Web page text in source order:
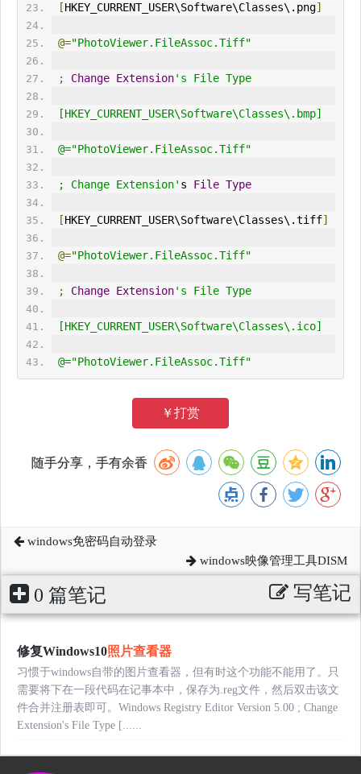
[HKEY_CURRENT_USER\Software\Classes\.png]
@="PhotoViewer.FileAssoc.Tiff"
; Change Extension's File Type
[HKEY_CURRENT_USER\Software\Classes\.bmp]
@="PhotoViewer.FileAssoc.Tiff"
; Change Extension' s File Type
[HKEY_CURRENT_USER\Software\Classes\.tiff]
@="PhotoViewer.FileAssoc.Tiff"
; Change Extension's File Type
[HKEY_CURRENT_USER\Software\Classes\.ico]
@="PhotoViewer.FileAssoc.Tiff"
￥打赏
随手分享，手有余香
windows免密码自动登录
windows映像管理工具DISM
0 篇笔记 写笔记
修复Windows10照片查看器
习惯于windows自带的图片查看器，但有时这个功能不能用了。只
需要将下在一段代码在记事本中，保存为.reg文件，然后双击该文
件合并注册表即可。Windows Registry Editor Version 5.00 ; Change
Extension's File Type [......